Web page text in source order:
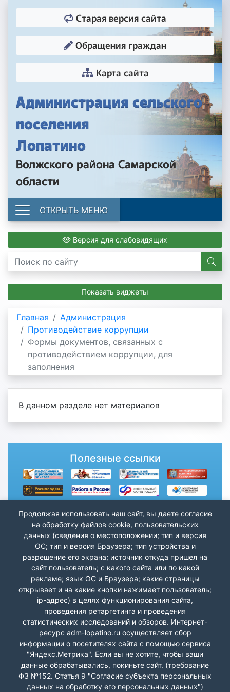
Администрация сельского
поселения
Лопатино
Волжского района Самарской
области
Старая версия сайта
Обращения граждан
Карта сайта
ОТКРЫТЬ МЕНЮ
Версия для слабовидящих
Показать виджеты
Главная
Администрация
Противодействие коррупции
Формы документов, связанных с
противодействием коррупции, для
заполнения
В данном разделе нет материалов
Полезные ссылки
Лопатино СП Волжский р-н © 2026 г.
Продолжая использовать наш сайт, вы даете согласие
на обработку файлов cookie, пользовательских
данных (сведения о местоположении; тип и версия
ОС; тип и версия Браузера; тип устройства и
разрешение его экрана; источник откуда пришел на
сайт пользователь; с какого сайта или по какой
рекламе; язык ОС и Браузера; какие страницы
открывает и на какие кнопки нажимает пользователь;
ip-адрес) в целях функционирования сайта,
проведения ретаргетинга и проведения
статистических исследований и обзоров. Интернет-
ресурс adm-lopatino.ru осуществляет сбор
информации о посетителях сайта с помощью сервиса
"Яндекс.Метрика". Если вы не хотите, чтобы ваши
данные обрабатывались, покиньте сайт. (требование
ФЗ №152. Статья 9 "Согласие субъекта персональных
данных на обработку его персональных данных")